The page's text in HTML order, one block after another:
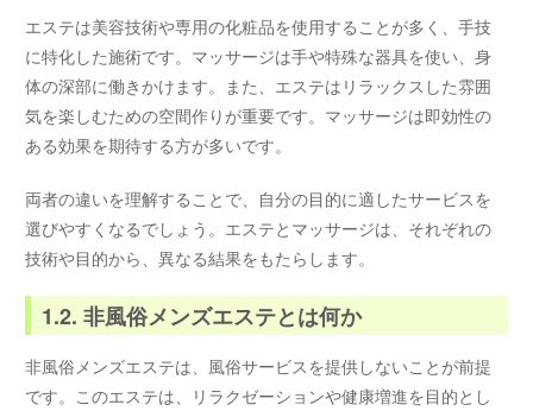
エステは美容技術や専用の化粧品を使用することが多く、手技
に特化した施術です。マッサージは手や特殊な器具を使い、身
体の深部に働きかけます。また、エステはリラックスした雰囲
気を楽しむための空間作りが重要です。マッサージは即効性の
ある効果を期待する方が多いです。
両者の違いを理解することで、自分の目的に適したサービスを
選びやすくなるでしょう。エステとマッサージは、それぞれの
技術や目的から、異なる結果をもたらします。
1.2. 非風俗メンズエステとは何か
非風俗メンズエステは、風俗サービスを提供しないことが前提
です。このエステは、リラクゼーションや健康増進を目的とし